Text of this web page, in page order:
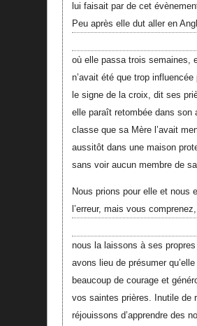
lui faisait par de cet
Peu après elle dut aller en
où elle passa trois semaines,
n’avait été que trop
le signe de la croix, dit ses
elle paraît retombée dans son
classe que sa Mère l’avait
aussitôt dans une maison
sans voir aucun membre de
Nous prions pour elle et nous
l’erreur, mais vous
nous la laissons à ses
avons lieu de présumer
beaucoup de courage et
vos saintes prières. Inutile de
réjouissons d’apprendre des